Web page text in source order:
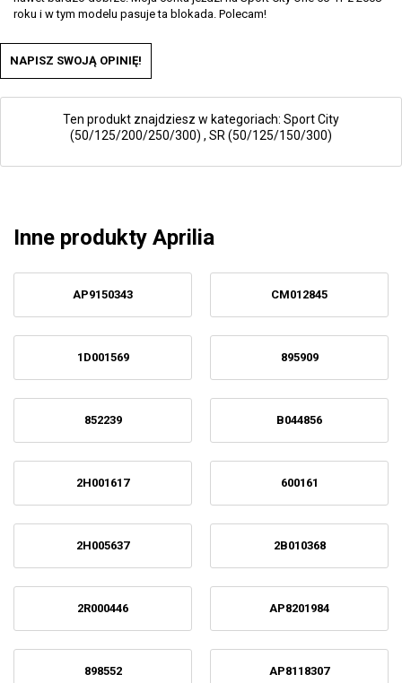
roku i w tym modelu pasuje ta blokada. Polecam!
NAPISZ SWOJĄ OPINIĘ!
Ten produkt znajdziesz w kategoriach: Sport City
(50/125/200/250/300) , SR (50/125/150/300)
Inne produkty Aprilia
AP9150343 CM012845
1D001569 895909
852239 B044856
2H001617 600161
2H005637 2B010368
2R000446 AP8201984
898552 AP8118307